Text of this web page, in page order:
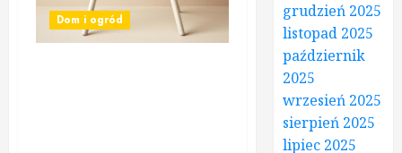
Dom i ogród
grudzień 2025
listopad 2025
październik
2025
wrzesień 2025
sierpień 2025
lipiec 2025